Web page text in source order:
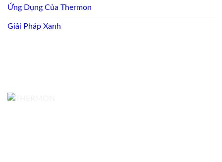
Ứng Dụng Của Thermon
Giải Pháp Xanh